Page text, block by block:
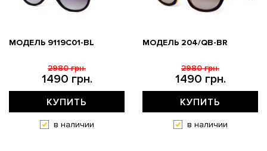
МОДЕЛЬ 9119С01-BL
1490 грн.
2980 грн.
КУПИТЬ
в наличии
МОДЕЛЬ 204/QB-BR
1490 грн.
2980 грн.
КУПИТЬ
в наличии